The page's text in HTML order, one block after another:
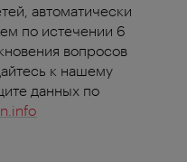
автоматически
по истечении 6
вопросов
к нашему
данных по